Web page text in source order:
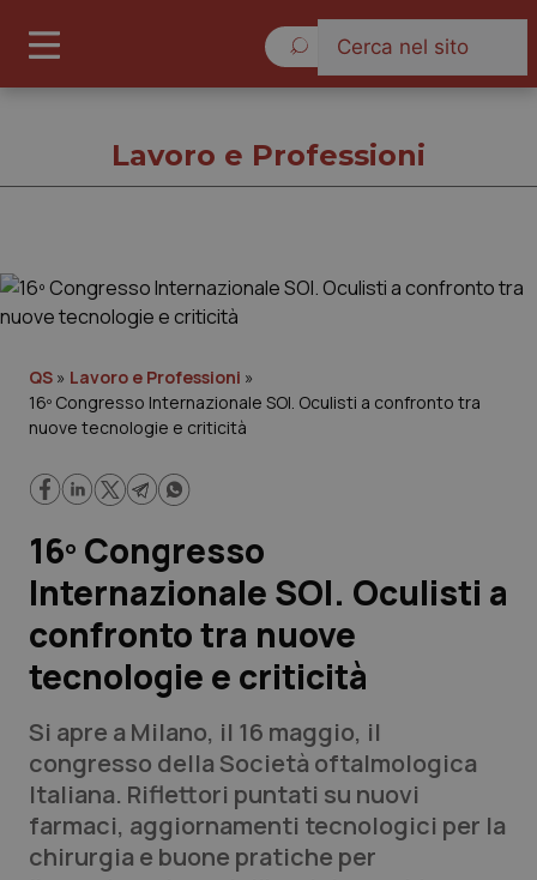
Governo e Parlamento
Regioni e Asl
Lavoro e Professioni
Scienza e Farmaci
Studi e Analisi
Lettere al direttore
Edizioni Regionali
QS Pro
Lavoro e Professioni
QS » Lavoro e Professioni »
16º Congresso Internazionale SOI. Oculisti a confronto tra
nuove tecnologie e criticità
16º Congresso
Internazionale SOI. Oculisti a
confronto tra nuove
tecnologie e criticità
Si apre a Milano, il 16 maggio, il
congresso della Società oftalmologica
Italiana. Riflettori puntati su nuovi
farmaci, aggiornamenti tecnologici per la
chirurgia e buone pratiche per